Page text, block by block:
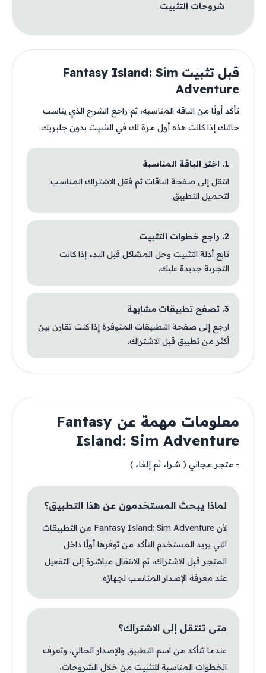
شروحات التثبيت
قبل تثبيت Fantasy Island: Sim
Adventure
تأكد أولًا من الباقة المناسبة، ثم راجع الشرح الذي يناسب
حالتك إذا كانت هذه أول مرة لك في التثبيت بدون جلبريك.
1. اختر الباقة المناسبة
انتقل إلى صفحة الباقات ثم فعّل الاشتراك المناسب
لتحميل التطبيق.
2. راجع خطوات التثبيت
تابع أدلة التثبيت وحل المشاكل قبل البدء إذا كانت
التجربة جديدة عليك.
3. تصفح تطبيقات مشابهة
ارجع إلى صفحة التطبيقات المتوفرة إذا كنت تقارن بين
أكثر من تطبيق قبل الاشتراك.
معلومات مهمة عن Fantasy
Island: Sim Adventure
- متجر مجاني ( شراء ثم إلغاء )
لماذا يبحث المستخدمون عن هذا التطبيق؟
لأن Fantasy Island: Sim Adventure من التطبيقات
التي يريد المستخدم التأكد من توفرها أولًا داخل
المتجر قبل الاشتراك، ثم الانتقال مباشرة إلى التفعيل
عند معرفة الإصدار المناسب لجهازه.
متى تنتقل إلى الاشتراك؟
عندما تتأكد من اسم التطبيق والإصدار الحالي، وتعرف
الخطوات المناسبة للتثبيت من خلال الشروحات،